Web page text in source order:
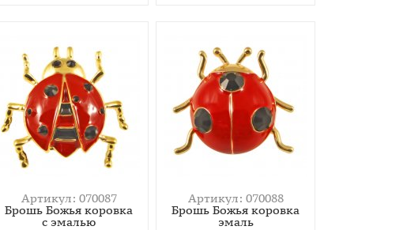
Артикул: 070087
Брошь Божья коровка
с эмалью
Артикул: 070088
Брошь Божья коровка
эмаль